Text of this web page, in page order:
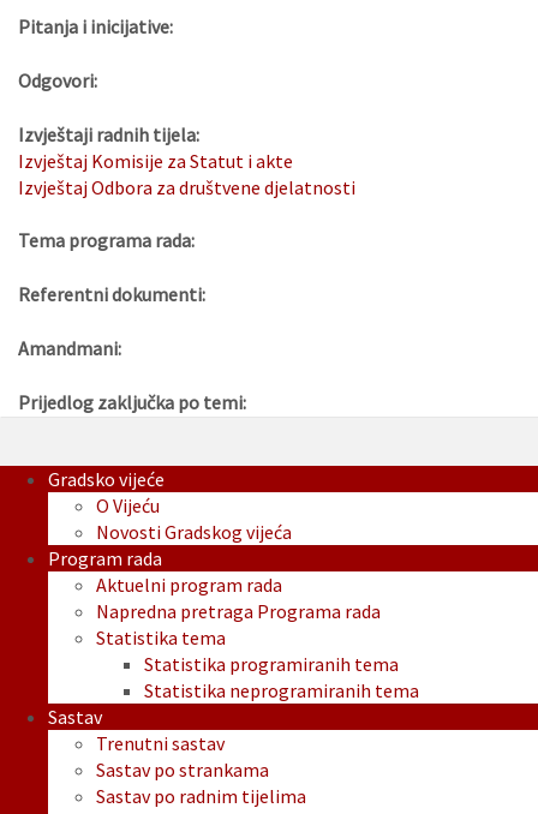
Pitanja i inicijative:
Odgovori:
Izvještaji radnih tijela:
Izvještaj Komisije za Statut i akte
Izvještaj Odbora za društvene djelatnosti
Tema programa rada:
Referentni dokumenti:
Amandmani:
Prijedlog zaključka po temi:
Gradsko vijeće
O Vijeću
Novosti Gradskog vijeća
Program rada
Aktuelni program rada
Napredna pretraga Programa rada
Statistika tema
Statistika programiranih tema
Statistika neprogramiranih tema
Sastav
Trenutni sastav
Sastav po strankama
Sastav po radnim tijelima